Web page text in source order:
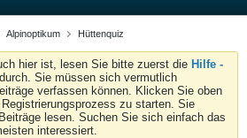
Alpinoptikum Hüttenquiz
hier ist, lesen Sie bitte zuerst die Hilfe -
durch. Sie müssen sich vermutlich
verfassen können. Klicken Sie oben
zu starten. Sie
lesen. Suchen Sie sich einfach das
interessiert.